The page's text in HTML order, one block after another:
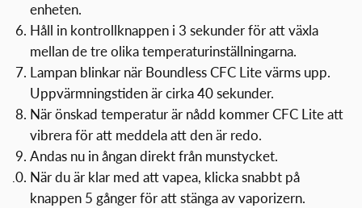
enheten.
Håll in kontrollknappen i 3 sekunder för att växla
mellan de tre olika temperaturinställningarna.
Lampan blinkar när Boundless CFC Lite värms upp.
Uppvärmningstiden är cirka 40 sekunder.
När önskad temperatur är nådd kommer CFC Lite att
vibrera för att meddela att den är redo.
Andas nu in ångan direkt från munstycket.
När du är klar med att vapea, klicka snabbt på
knappen 5 gånger för att stänga av vaporizern.